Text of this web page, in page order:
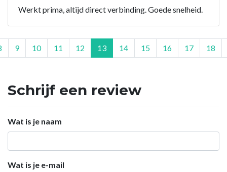
Werkt prima, altijd direct verbinding. Goede snelheid.
9 10 11 12 13 14 15 16 17 18
Schrijf een review
Wat is je naam
Wat is je e-mail